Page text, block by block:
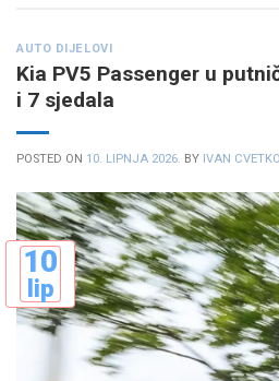
AUTO DIJELOVI
Kia PV5 Passenger u
i 7 sjedala
POSTED ON 10. LIPNJA 2026. BY IVAN
10
lip